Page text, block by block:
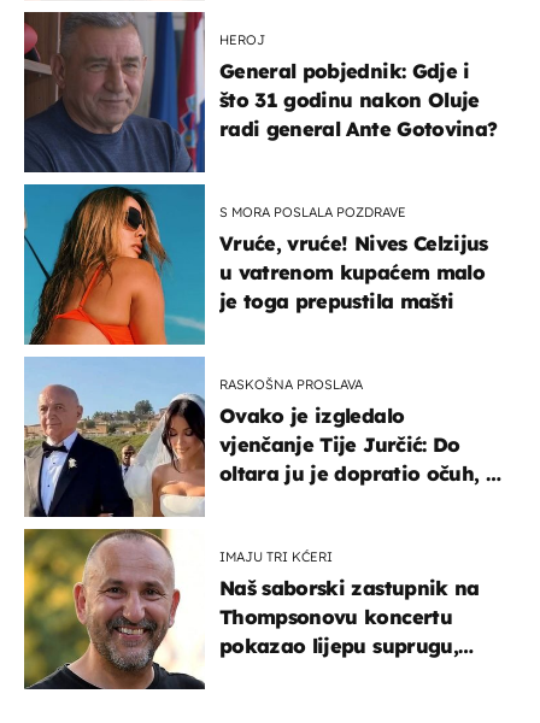
HEROJ
General pobjednik: Gdje i
što 31 godinu nakon Oluje
radi general Ante Gotovina?
S MORA POSLALA POZDRAVE
Vruće, vruće! Nives Celzijus
u vatrenom kupaćem malo
je toga prepustila mašti
RASKOŠNA PROSLAVA
Ovako je izgledalo
vjenčanje Tije Jurčić: Do
oltara ju je dopratio očuh, a
IMAJU TRI KĆERI
Naš saborski zastupnik na
Thompsonovu koncertu
pokazao lijepu suprugu,